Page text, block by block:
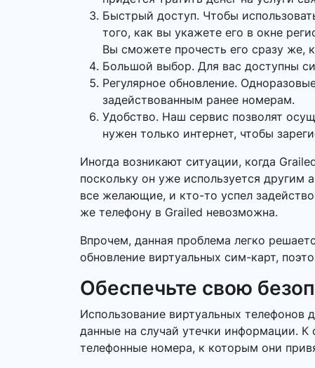
Быстрый доступ. Чтобы
того, как вы укажете его в окне
Вы сможете прочесть его сразу же,
Большой выбор. Для вас доступны
Регулярное обновление.
задействованным ранее номерам.
Удобство. Наш сервис позволят
нужен только интернет, чтобы
Иногда возникают ситуации, когда
поскольку он уже используется
все желающие, и кто-то успел
же телефону в Grailed невозможна.
Впрочем, данная проблема легко
обновление виртуальных сим-карт,
Обеспечьте свою
Использование виртуальных телефонов
данные на случай утечки информации. К
телефонные номера, к которым они